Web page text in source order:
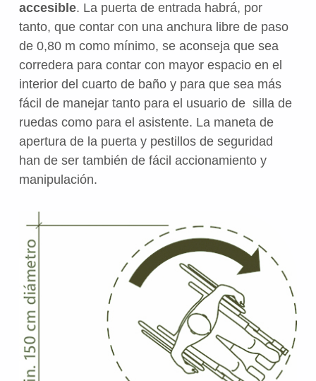
accesible. La puerta de entrada habrá, por
tanto, que contar con una anchura libre de paso
de 0,80 m como mínimo, se aconseja que sea
corredera para contar con mayor espacio en el
interior del cuarto de baño y para que sea más
fácil de manejar tanto para el usuario de silla de
ruedas como para el asistente. La maneta de
apertura de la puerta y pestillos de seguridad
han de ser también de fácil accionamiento y
manipulación.